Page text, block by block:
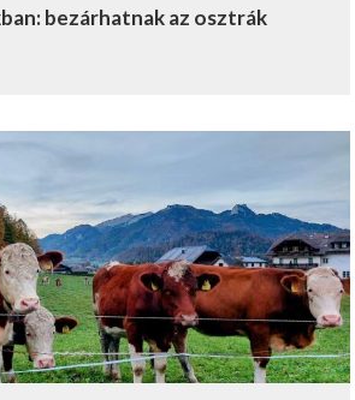
bezárhatnak az osztrák